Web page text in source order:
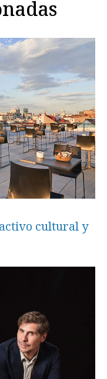
cultural y